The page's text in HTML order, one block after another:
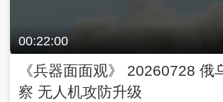
00:22:00
《兵器面面观》 20260728 俄
察 无人机攻防升级